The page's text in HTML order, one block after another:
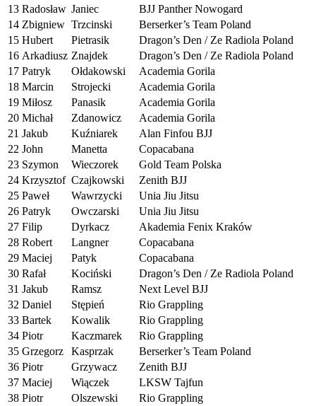
13 Radosław Janiec
BJJ Panther Nowogard
14 Zbigniew Trzcinski
Berserker’s Team Poland
15 Hubert Pietrasik
Dragon’s Den / Ze Radiola Poland
16 Arkadiusz Znajdek
Dragon’s Den / Ze Radiola Poland
17 Patryk Ołdakowski
Academia Gorila
18 Marcin Strojecki
Academia Gorila
19 Miłosz Panasik
Academia Gorila
20 Michał Zdanowicz
Academia Gorila
21 Jakub Kuźniarek
Alan Finfou BJJ
22 John Manetta
Copacabana
23 Szymon Wieczorek
Gold Team Polska
24 Krzysztof Czajkowski
Zenith BJJ
25 Paweł Wawrzycki
Unia Jiu Jitsu
26 Patryk Owczarski
Unia Jiu Jitsu
27 Filip Dyrkacz
Akademia Fenix Kraków
28 Robert Langner
Copacabana
29 Maciej Patyk
Copacabana
30 Rafał Kociński
Dragon’s Den / Ze Radiola Poland
31 Jakub Ramsz
Next Level BJJ
32 Daniel Stępień
Rio Grappling
33 Bartek Kowalik
Rio Grappling
34 Piotr Kaczmarek
Rio Grappling
35 Grzegorz Kasprzak
Berserker’s Team Poland
36 Piotr Grzywacz
Zenith BJJ
37 Maciej Wiączek
LKSW Tajfun
38 Piotr Olszewski
Rio Grappling